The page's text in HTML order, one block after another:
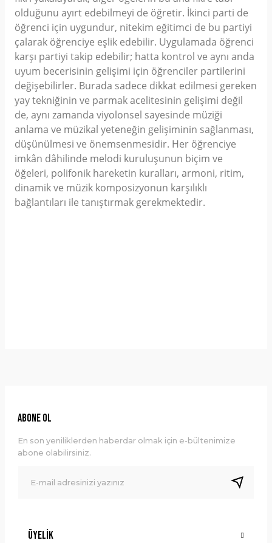
olduğunu ayırt edebilmeyi de öğretir. İkinci parti de
öğrenci için uygundur, nitekim eğitimci de bu partiyi
çalarak öğrenciye eşlik edebilir. Uygulamada öğrenci
karşı partiyi takip edebilir; hatta kontrol ve aynı anda
uyum becerisinin gelişimi için öğrenciler partilerini
değişebilirler. Burada sadece dikkat edilmesi gereken
yay tekniğinin ve parmak acelitesinin gelişimi değil
de, aynı zamanda viyolonsel sayesinde müziği
anlama ve müzikal yeteneğin gelişiminin sağlanması,
düşünülmesi ve önemsenmesidir. Her öğrenciye
imkân dâhilinde melodi kuruluşunun biçim ve
öğeleri, polifonik hareketin kuralları, armoni, ritim,
dinamik ve müzik komposizyonun karşılıklı
bağlantıları ile tanıştırmak gerekmektedir.
Ürün resmi kalitesiz, bozuk veya görüntülenemiyor.
Ürün bilgilerinde hatalar bulunuyor.
Bu ürüne benzer farklı alternatifler olmalı.
Üyelik
ABONE OL
En son yeniliklerden haberdar olmak için e-bültenimize
abone olabilirsiniz.